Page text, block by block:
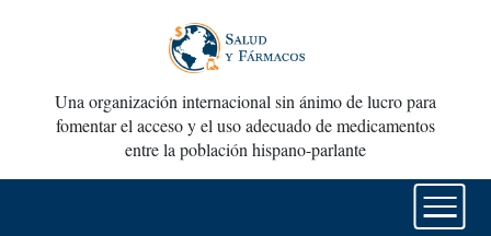
Una organización internacional sin ánimo de lucro para
fomentar el acceso y el uso adecuado de medicamentos
entre la población hispano-parlante